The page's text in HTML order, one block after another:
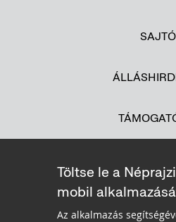
SAJTÓ
Töltse le a
mobil
Az alkalmazás